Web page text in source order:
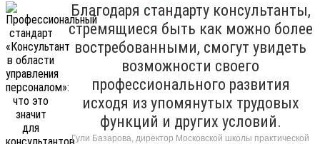
Благодаря стандарту консультанты,
стремящиеся быть как можно более
востребованными, смогут увидеть
возможности своего
профессионального развития
исходя из упомянутых трудовых
функций и других условий.
Гули Базарова, директор Московской школы практической